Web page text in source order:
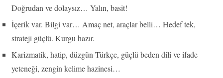
Doğrudan ve dolaysız… Yalın, basit!
İçerik var. Bilgi var… Amaç net, araçlar belli… Hedef tek,
strateji güçlü. Kurgu hazır.
Karizmatik, hatip, düzgün Türkçe, güçlü beden dili ve ifade
yeteneği, zengin kelime hazinesi…